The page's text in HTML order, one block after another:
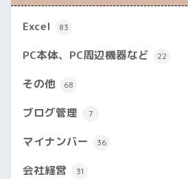
Excel 83
PC本体、PC周辺機器など 22
その他 68
ブログ管理 7
マイナンバー 36
会社経営 31